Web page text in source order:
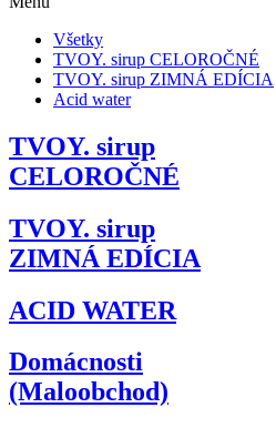
Všetky
TVOY. sirup CELOROČNÉ
TVOY. sirup ZIMNÁ EDÍCIA
Acid water
TVOY. sirup
CELOROČNÉ
TVOY. sirup
ZIMNÁ EDÍCIA
ACID WATER
Domácnosti
(Maloobchod)